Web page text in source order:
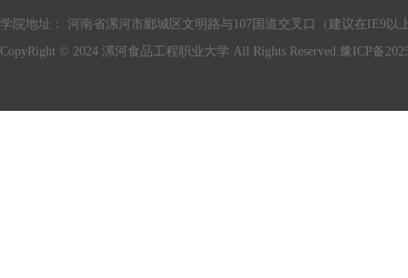
学院地址： 河南省漯河市郾城区文明路与107国道交叉口（建议在IE9以
CopyRight © 2024 漯河食品工程职业大学 All Rights Reserved. 豫ICP备